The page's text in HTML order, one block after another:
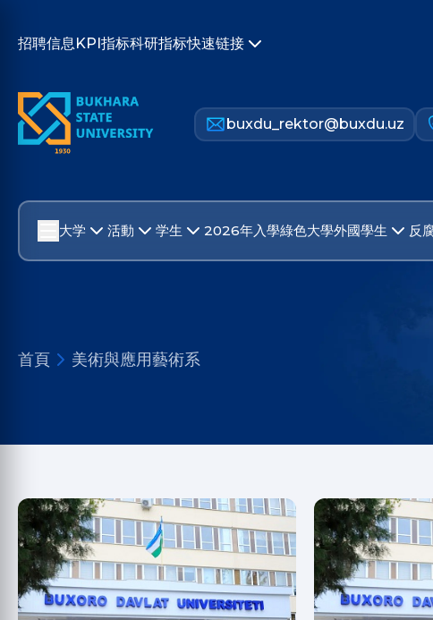
招聘信息KPI指标科研指标快速链接
buxdu_rektor@buxdu.uz
大学 活動 学生 2026年入學綠色大學外國學生 反
首頁 美術與應用藝術系